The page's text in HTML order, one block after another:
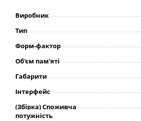
Виробник
Тип
Форм-фактор
Об'єм пам'яті
Габарити
Інтерфейс
(Збірка) Споживча
потужність